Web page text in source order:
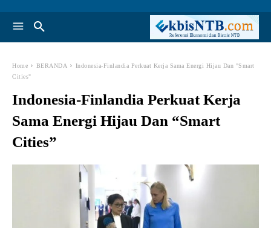
Home BERANDA
Indonesia-Finlandia Perkuat Kerja Sama Energi Hijau Dan "Smart
Cities"
Indonesia-Finlandia Perkuat Kerja
Sama Energi Hijau Dan “Smart
Cities”